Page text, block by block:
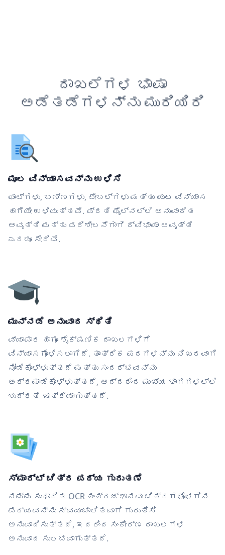
ದಾಖಲೆಗಳ ಭಾಷಾ
ಅಡೆತಡೆಗಳನ್ನು ಮುರಿಯಿರಿ
ಮೂಲ ವಿನ್ಯಾಸವನ್ನು ಉಳಿಸಿ
ಫಾಂಟ್‌ಗಳು, ಬಣ್ಣಗಳು, ಟೇಬಲ್‌ಗಳು ಮತ್ತು ಪುಟ ವಿನ್ಯಾಸ
ಹಾಗೆಯೇ ಉಳಿಯುತ್ತವೆ. ಪ್ರತಿ ಫೈಲ್‌ನಲ್ಲಿ ಅನುವಾದಿತ
ಆವೃತ್ತಿ ಮತ್ತು ಪರಿಶೀಲನೆಗಾಗಿ ದ್ವಿಭಾಷಾ ಆವೃತ್ತಿ
ಎರಡೂ ಸೇರಿವೆ.
ಮುನ್ನಡೆ ಅನುವಾದ ಸ್ಥಿತಿ
ವ್ಯಾಪಾರ ಹಾಗೂ ಶೈಕ್ಷಣಿಕ ದಾಖಲಗಳಿಗೆ
ವಿನ್ಯಾಸಗೊಳಿಸಲಾಗಿದೆ. ತಾಂತ್ರಿಕ ಪದಗಳನ್ನು ನಿಖರವಾಗಿ
ನೋಡಿಕೊಳ್ಳುತ್ತದೆ ಮತ್ತು ಸಂದರ್ಭವನ್ನು
ಅರ್ಥಮಾಡಿಕೊಳ್ಳುತ್ತದೆ, ಆದ್ದರಿಂದ ಮುಖ್ಯ ಭಾಗಗಳಲ್ಲಿ
ಶುದ್ಧತೆ ಖಾತ್ರಿಯಾಗುತ್ತದೆ.
ಸ್ಮಾರ್ಟ್ ಚಿತ್ರ ಪಠ್ಯ ಗುರುತಣೆ
ನಮ್ಮ ಸುಧಾರಿತ OCR ತಂತ್ರಜ್ಞಾನವು ಚಿತ್ರಗಳೊಳಗಿನ
ಪಠ್ಯವನ್ನು ಸ್ವಯಂಚಾಲಿತವಾಗಿ ಗುರುತಿಸಿ
ಅನುವಾದಿಸುತ್ತದೆ, ಇದರಿಂದ ಸಂಕೀರ್ಣ ದಾಖಲಗಳ
ಅನುವಾದ ಸುಲಭವಾಗುತ್ತದೆ.